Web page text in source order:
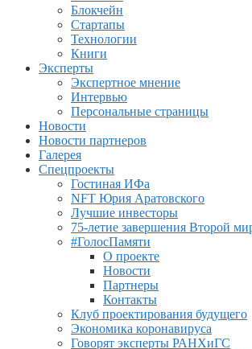
Блокчейн
Стартапы
Технологии
Книги
Эксперты
Экспертное мнение
Интервью
Персональные страницы
Новости
Новости партнеров
Галерея
Спецпроекты
Гостиная ИФа
NFT Юрия Аратовского
Лучшие инвесторы
75-летие завершения Второй
#ГолосПамяти
О проекте
Новости
Партнеры
Контакты
Клуб проектирования будущего
Экономика коронавируса
Говорят эксперты РАНХиГС